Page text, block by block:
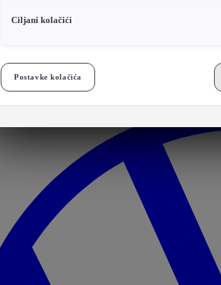
Ciljani kolačići
Postavke kolačića